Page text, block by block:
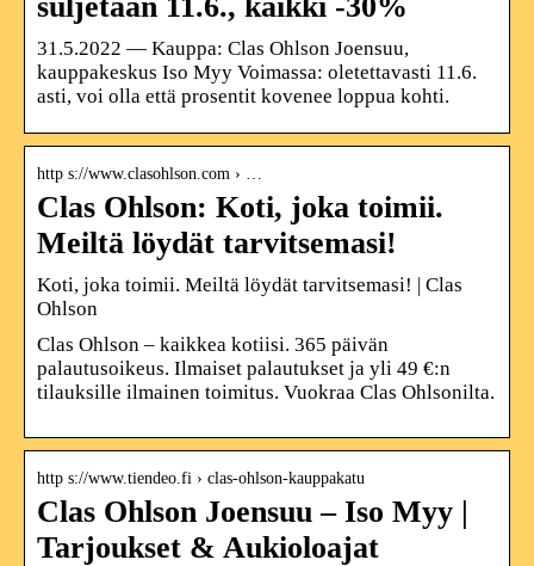
31.5.2022 — Kauppa: Clas Ohlson Joensuu,
kauppakeskus Iso Myy Voimassa: oletettavasti 11.6.
asti, voi olla että prosentit kovenee loppua kohti.
http s://www.clasohlson.com › …
Clas Ohlson: Koti, joka toimii.
Meiltä löydät tarvitsemasi!
Koti, joka toimii. Meiltä löydät tarvitsemasi! | Clas
Ohlson
Clas Ohlson – kaikkea kotiisi. 365 päivän
palautusoikeus. Ilmaiset palautukset ja yli 49 €:n
tilauksille ilmainen toimitus. Vuokraa Clas Ohlsonilta.
http s://www.tiendeo.fi › clas-ohlson-kauppakatu
Clas Ohlson Joensuu – Iso Myy |
Tarjoukset & Aukioloajat